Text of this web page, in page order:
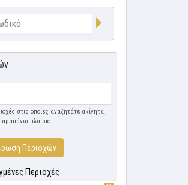
στις οποίες αναζητάτε ακίνητα,
πλαίσιο
Περιοχών
Περιοχές